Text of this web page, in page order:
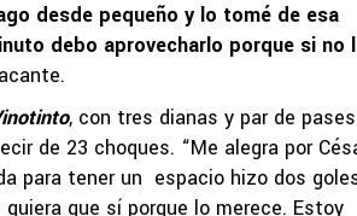
desde pequeño y lo tomé de esa
debo aprovecharlo porque si no
, con tres dianas y par de
de 23 choques. “Me alegra por
para tener un espacio hizo dos
que sí porque lo merece. Estoy